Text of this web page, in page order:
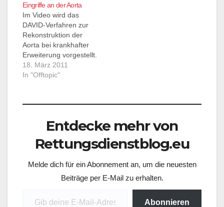
durch Veränderungen
in Nervenzellen des
Kleinhirns
hervorgerufen werden,
die sich erst nach der
Geburt einstellen...
mehr... Doccheck
News---
Eingriffe an der Aorta
Im Video wird das
DAVID-Verfahren zur
Rekonstruktion der
Aorta bei krankhafter
Erweiterung vorgestellt.
Alle Operationen im
Albertinen-
Vollnarkose
am Vorabend der
Operationstag, etwa
gesamten Beitrag....
[youtube=http://www.yo
18. März 2011
In "Offtopic"
Entdecke mehr von
Rettungsdienstblog.eu
Melde dich für ein Abonnement an, um die neuesten
Beiträge per E-Mail zu erhalten.
Abonnieren